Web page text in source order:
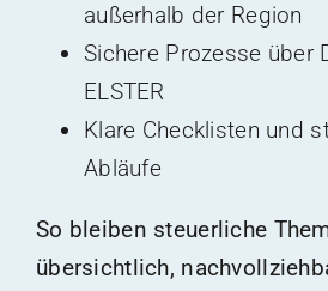
außerhalb der Region
Sichere Prozesse über
ELSTER
Klare Checklisten und
Abläufe
So bleiben steuerliche
übersichtlich,